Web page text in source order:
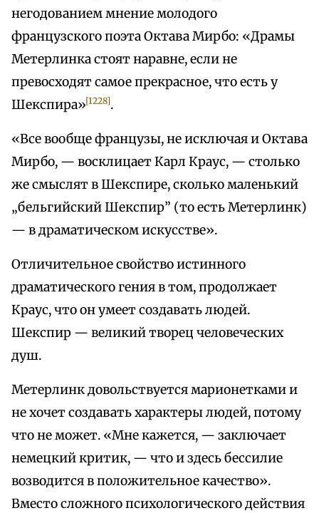
негодованием мнение молодого
французского поэта Октава Мирбо: «Драмы
Метерлинка стоят наравне, если не
превосходят самое прекрасное, что есть у
Шекспира»[1228].
«Все вообще французы, не исключая и Октава
Мирбо, — восклицает Карл Краус, — столько
же смыслят в Шекспире, сколько маленький
„бельгийский Шекспир” (то есть Метерлинк)
— в драматическом искусстве».
Отличительное свойство истинного
драматического гения в том, продолжает
Краус, что он умеет создавать людей.
Шекспир — великий творец человеческих
душ.
Метерлинк довольствуется марионетками и
не хочет создавать характеры людей, потому
что не может. «Мне кажется, — заключает
немецкий критик, — что и здесь бессилие
возводится в положительное качество».
Вместо сложного психологического действия